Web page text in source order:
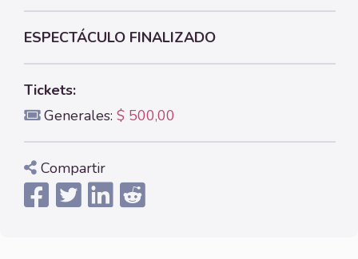
ESPECTÁCULO FINALIZADO
Tickets:
Generales: $ 500,00
Compartir